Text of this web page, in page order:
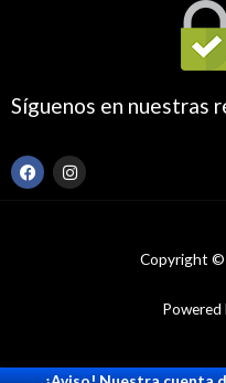
Síguenos en nuestras
F
a
I
n
Copyright ©
Powered